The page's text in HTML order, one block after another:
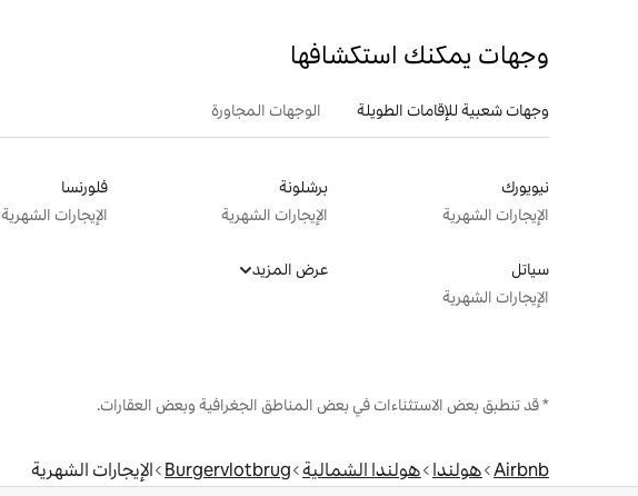
وجهات يمكنك استكشافها
وجهات شعبية للإقامات الطويلة الوجهات المجاورة
نيويورك
الإيجارات الشهرية
برشلونة
الإيجارات الشهرية
فلورنسا
الإيجارات الشهرية
سياتل
الإيجارات الشهرية
عرض المزيد
* قد تنطبق بعض الاستثناءات في بعض المناطق الجغرافية وبعض العقارات.
Airbnb هولندا هولندا الشمالية Burgervlotbrug الإيجارات الشهرية